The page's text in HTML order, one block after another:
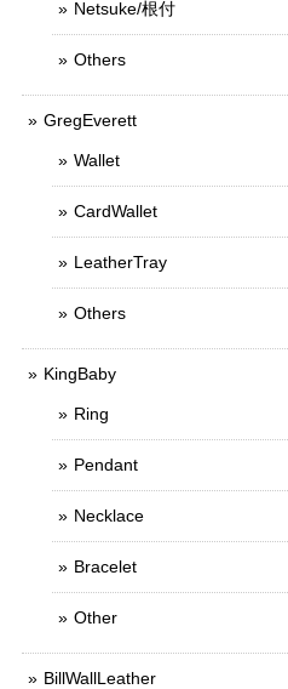
Netsuke/根付
Others
GregEverett
Wallet
CardWallet
LeatherTray
Others
KingBaby
Ring
Pendant
Necklace
Bracelet
Other
BillWallLeather